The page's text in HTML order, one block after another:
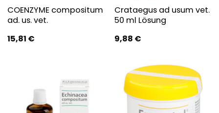
COENZYME compositum
ad. us. vet.
15,81 €
Crataegus ad usum vet.
50 ml Lösung
9,88 €